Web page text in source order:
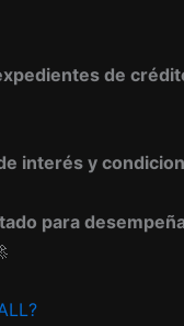
de
interés y
para